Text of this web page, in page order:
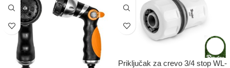
Priključak za crevo 3/4 stop WL-